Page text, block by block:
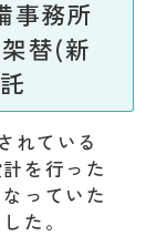
事務所
替(新
れている
を行った
っていた
た。